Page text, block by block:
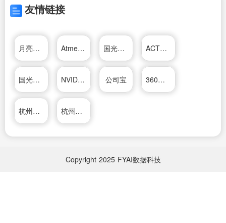
友情链接
月亮湾装修公司 Atmel公司 国光电器股份有限公司 ACT公司
国光电器股份有限公司 NVIDIA 公司 公司宝 360公司
杭州松井电器有限公司 杭州松井电器有限公司
Copyright 2025 FYAI数据科技